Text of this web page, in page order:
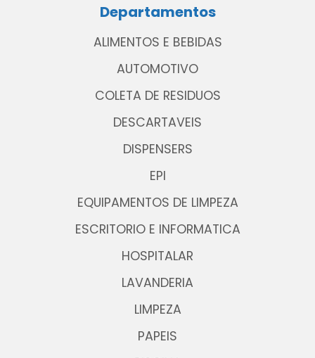
Departamentos
ALIMENTOS E BEBIDAS
AUTOMOTIVO
COLETA DE RESIDUOS
DESCARTAVEIS
DISPENSERS
EPI
EQUIPAMENTOS DE LIMPEZA
ESCRITORIO E INFORMATICA
HOSPITALAR
LAVANDERIA
LIMPEZA
PAPEIS